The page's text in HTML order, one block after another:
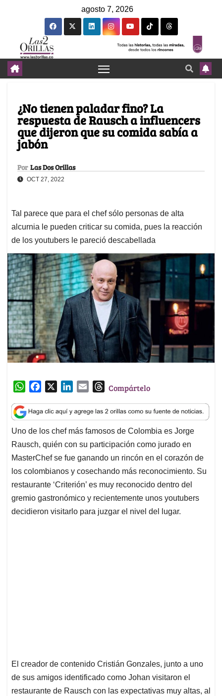
agosto 7, 2026
¿No tienen paladar fino? La
respuesta de Rausch a influencers
que dijeron que su comida sabía a
jabón
Por Las Dos Orillas
OCT 27, 2022
Tal parece que para el chef sólo personas de alta
alcurnia le pueden criticar su comida, pues la reacción
de los youtubers le pareció descabellada
W
a
t
s
A
p
p
c
e
b
o
o
k
n
k
e
d
I
n
a
i
l
T
r
e
a
d
s
Compártelo
Uno de los chef más famosos de Colombia es Jorge
Rausch, quién con su participación como jurado en
MasterChef se fue ganando un rincón en el corazón de
los colombianos y cosechando más reconocimiento. Su
restaurante ‘Criterión’ es muy reconocido dentro del
gremio gastronómico y recientemente unos youtubers
decidieron visitarlo para juzgar el nivel del lugar.
El creador de contenido Cristián Gonzales, junto a uno
de sus amigos identificado como Johan visitaron el
restaurante de Rausch con las expectativas muy altas, al